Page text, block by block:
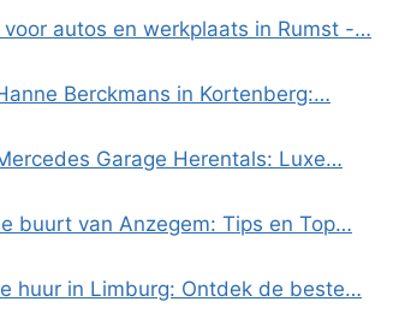
voor autos en werkplaats in Rumst -…
Berckmans in Kortenberg:…
Garage Herentals: Luxe…
buurt van Anzegem: Tips en Top…
huur in Limburg: Ontdek de beste…